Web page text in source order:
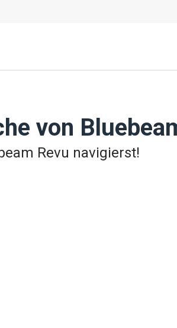
von
Revu navigierst!